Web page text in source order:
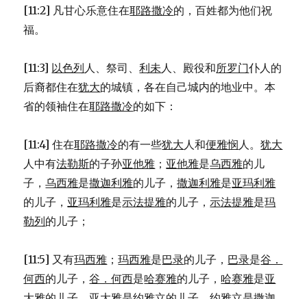
24)
[11:2] 凡甘心乐意住在耶路撒冷的，百姓都为他们祝
福。
[11:3] 以色列人、祭司、利未人、殿役和所罗门仆人的
后裔都住在犹大的城镇，各在自己城内的地业中。本
省的领袖住在耶路撒冷的如下：
[11:4] 住在耶路撒冷的有一些犹大人和便雅悯人。犹大
人中有法勒斯的子孙亚他雅 ； 亚他雅是乌西雅的儿
子，乌西雅是撒迦利雅的儿子，撒迦利雅是亚玛利雅
的儿子， 亚玛利雅是示法提雅的儿子，示法提雅是玛
勒列的儿子；
[11:5] 又有玛西雅 ；玛西雅是巴录的儿子， 巴录是谷．
何西的儿子，谷．何西是哈赛雅的儿子， 哈赛雅是亚